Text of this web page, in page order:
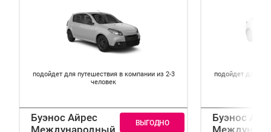
подойдет для путешествия в компании из 2-3
человек
Буэнос Айрес
подойдет для
Буэнос